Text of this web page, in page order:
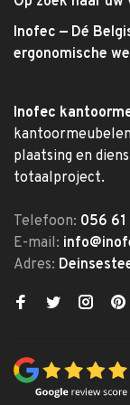
Inofec — Dé
ergonomische
Inofec
plaatsing en
totaalproject.
Telefoon: 056
E-mail:
Adres: